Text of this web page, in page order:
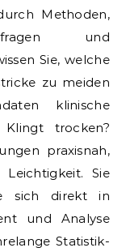
Methoden,
und
Sie, welche
zu meiden
klinische
Klingt trocken?
praxisnah,
Sie
sich direkt in
und Analyse
Statistik-